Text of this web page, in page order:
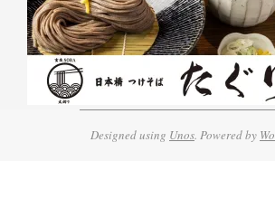
Designed using Unos. Powered by